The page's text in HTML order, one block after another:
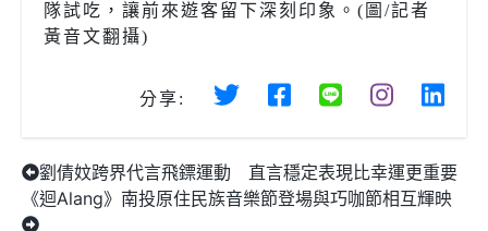
隊試吃，讓前來遊客留下深刻印象。(圖/記者
黃音文翻攝)
分享:
劉倩妏跨界代言飛鏢運動 直言穩定表現比幸運更重要
《迴Alang》南投原住民族音樂節登場與巧咖節相互輝映